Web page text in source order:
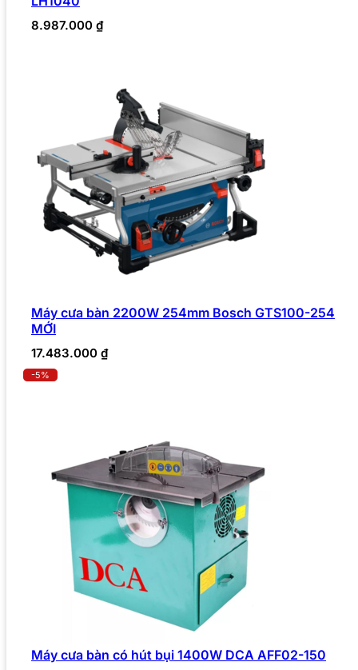
8.987.000 ₫
Máy cưa bàn 2200W 254mm Bosch GTS100-254
MỚI
17.483.000 ₫
-5%
Máy cưa bàn có hút bụi 1400W DCA AFF02-150